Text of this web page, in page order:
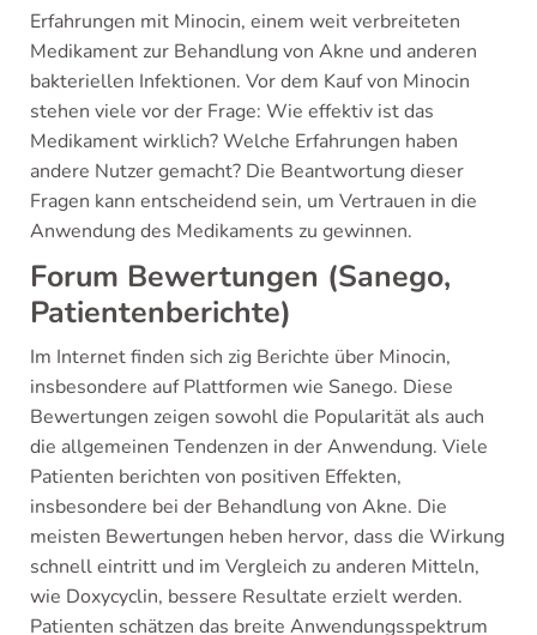
Erfahrungen mit Minocin, einem weit verbreiteten
Medikament zur Behandlung von Akne und anderen
bakteriellen Infektionen. Vor dem Kauf von Minocin
stehen viele vor der Frage: Wie effektiv ist das
Medikament wirklich? Welche Erfahrungen haben
andere Nutzer gemacht? Die Beantwortung dieser
Fragen kann entscheidend sein, um Vertrauen in die
Anwendung des Medikaments zu gewinnen.
Forum Bewertungen (Sanego,
Patientenberichte)
Im Internet finden sich zig Berichte über Minocin,
insbesondere auf Plattformen wie Sanego. Diese
Bewertungen zeigen sowohl die Popularität als auch
die allgemeinen Tendenzen in der Anwendung. Viele
Patienten berichten von positiven Effekten,
insbesondere bei der Behandlung von Akne. Die
meisten Bewertungen heben hervor, dass die Wirkung
schnell eintritt und im Vergleich zu anderen Mitteln,
wie Doxycyclin, bessere Resultate erzielt werden.
Patienten schätzen das breite Anwendungsspektrum